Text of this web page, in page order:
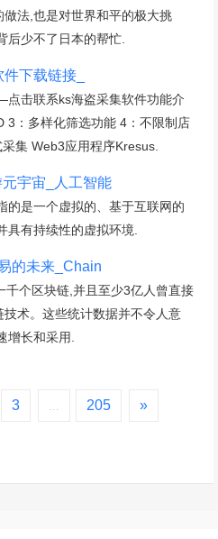
法,也是对世界和平的极大挑
后少不了日本的帮忙.
下载链接_
击联系ks海盗采集软件功能介
3：多样化筛选功能 4：不限制店
集 Web3应用程序Kresus.
宇宙_人工智能
的是一个虚拟的、基于互联网的
具有持续性的虚拟环境.
的未来_Chain
个区块链,并且至少3亿人曾直接
术。这些统计数据并不令人意
增长和采用.
3 205 »